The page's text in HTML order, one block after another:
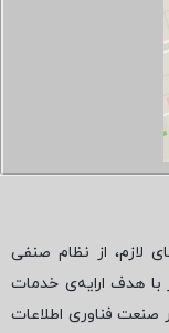
لازم، از نظام صنفی
با هدف ارایه‌ی خدمات
صنعت فناوری اطلاعات